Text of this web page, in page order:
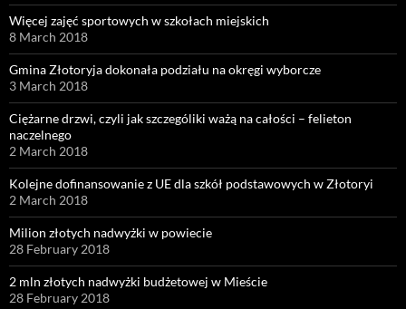
Więcej zajęć sportowych w szkołach miejskich
8 March 2018
Gmina Złotoryja dokonała podziału na okręgi wyborcze
3 March 2018
Ciężarne drzwi, czyli jak szczególiki ważą na całości – felieton
naczelnego
2 March 2018
Kolejne dofinansowanie z UE dla szkół podstawowych w Złotoryi
2 March 2018
Milion złotych nadwyżki w powiecie
28 February 2018
2 mln złotych nadwyżki budżetowej w Mieście
28 February 2018